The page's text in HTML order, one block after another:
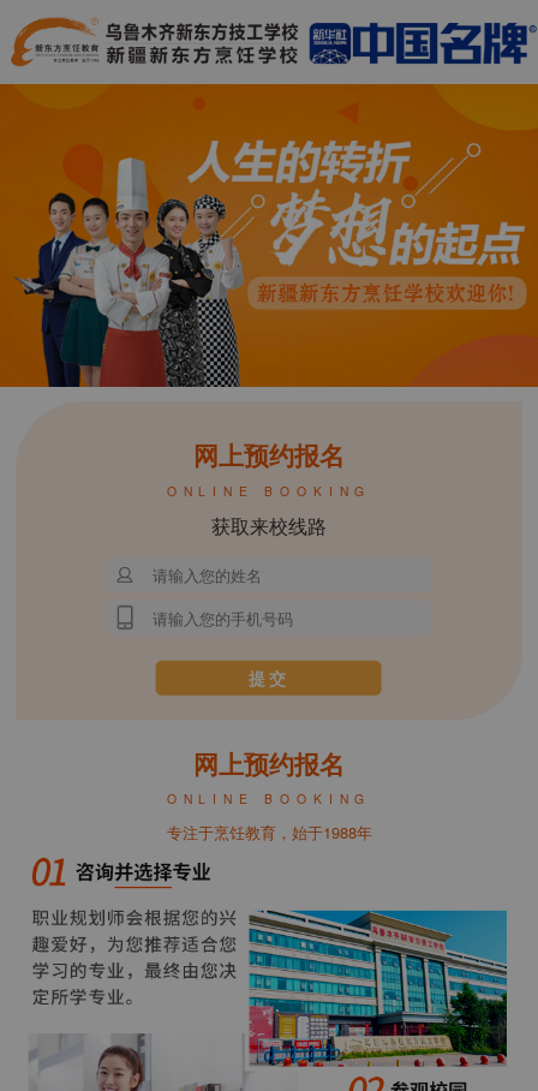
网上预约报名
ONLINE BOOKING
获取来校线路
网上预约报名
ONLINE BOOKING
专注于烹饪教育，始于1988年